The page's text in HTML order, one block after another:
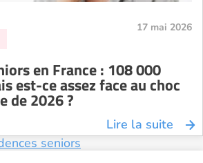
17 mai 2026
en France : 108 000
est-ce assez face au choc
de 2026 ?
Lire la suite
seniors